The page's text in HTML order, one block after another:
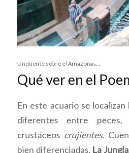
Un puente sobre el Amazonas…
Qué ver en el
En este acuario se
diferentes entre
crustáceos crujientes.
bien diferenciadas. La